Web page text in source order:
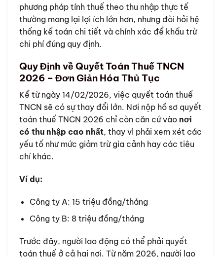
phương pháp tính thuế theo thu nhập thực tế
thường mang lại lợi ích lớn hơn, nhưng đòi hỏi hệ
thống kế toán chi tiết và chính xác để khấu trừ
chi phí đúng quy định.
Quy Định về Quyết Toán Thuế TNCN
2026 – Đơn Giản Hóa Thủ Tục
Kể từ ngày 14/02/2026, việc quyết toán thuế
TNCN sẽ có sự thay đổi lớn. Nơi nộp hồ sơ quyết
toán thuế TNCN 2026 chỉ còn căn cứ vào nơi
có thu nhập cao nhất, thay vì phải xem xét các
yếu tố như mức giảm trừ gia cảnh hay các tiêu
chí khác.
Ví dụ:
Công ty A: 15 triệu đồng/tháng
Công ty B: 8 triệu đồng/tháng
Trước đây, người lao động có thể phải quyết
toán thuế ở cả hai nơi. Từ năm 2026, người lao